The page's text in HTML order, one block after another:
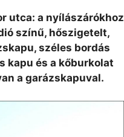
utca: a nyílászárókhoz
színű, hőszigetelt,
széles bordás
kapu és a kőburkolat
a garázskapuval.